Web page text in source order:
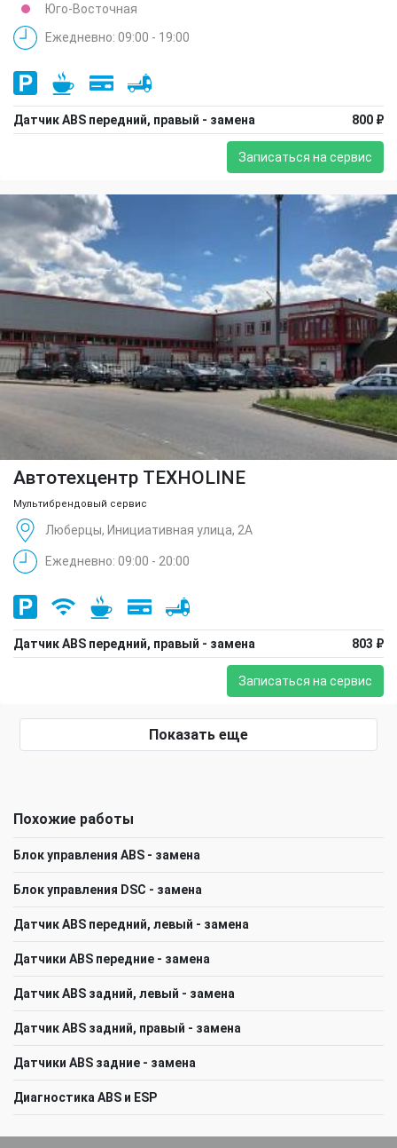
Юго-Восточная
Ежедневно: 09:00 - 19:00
Датчик ABS передний, правый - замена 800 ₽
Записаться на сервис
Автотехцентр TEXHOLINE
Мультибрендовый сервис
Люберцы, Инициативная улица, 2А
Ежедневно: 09:00 - 20:00
Датчик ABS передний, правый - замена 803 ₽
Записаться на сервис
Показать еще
Похожие работы
Блок управления ABS - замена
Блок управления DSC - замена
Датчик ABS передний, левый - замена
Датчики ABS передние - замена
Датчик ABS задний, левый - замена
Датчик ABS задний, правый - замена
Датчики ABS задние - замена
Диагностика ABS и ESP